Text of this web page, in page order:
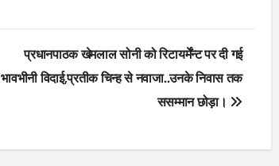
प्रधानपाठक खेमलाल सोनी को रिटायर्मेंन्ट पर दी गई
भावभीनी विदाई,प्रतीक चिन्ह से नवाजा..उनके निवास तक
ससम्मान छोड़ा।